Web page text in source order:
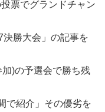
票でグランドチャン
決勝大会」の記事を
)の予選会で勝ち残
で紹介」その優劣を